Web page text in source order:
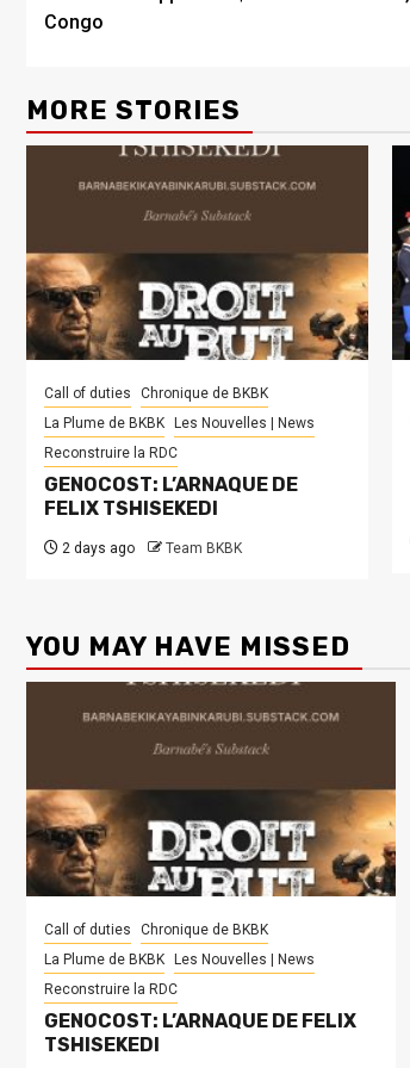
Congo
MORE STORIES
Call of duties
Chronique de BKBK
La Plume de BKBK
Les Nouvelles | News
Reconstruire la RDC
GENOCOST: L’ARNAQUE DE
FELIX TSHISEKEDI
2 days ago Team BKBK
YOU MAY HAVE MISSED
Call of duties
Chronique de BKBK
La Plume de BKBK
Les Nouvelles | News
Reconstruire la RDC
GENOCOST: L’ARNAQUE DE FELIX
TSHISEKEDI